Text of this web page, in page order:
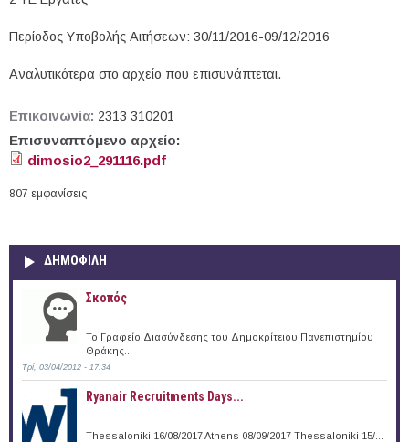
Περίοδος Υποβολής Αιτήσεων: 30/11/2016-09/12/2016
Αναλυτικότερα στο αρχείο που επισυνάπτεται.
Επικοινωνία: 2313 310201
Επισυναπτόμενο αρχείο:
dimosio2_291116.pdf
807 εμφανίσεις
ΔΗΜΟΦΙΛΗ
Σκοπός
Το Γραφείο Διασύνδεσης του Δημοκρίτειου Πανεπιστημίου
Θράκης...
Τρί, 03/04/2012 - 17:34
Ryanair Recruitments Days...
Thessaloniki 16/08/2017 Athens 08/09/2017 Thessaloniki 15/...